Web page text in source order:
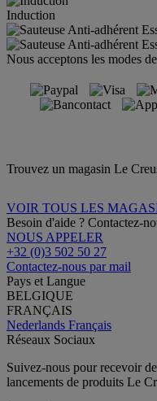
Induction
Nous acceptons les modes
Trouvez un magasin Le
VOIR TOUS LES
Besoin d'aide ? Contactez-
NOUS APPELER
+32 (0)3 502 50 27
Contactez-nous par mail
Pays et Langue
BELGIQUE
FRANÇAIS
Nederlands Français
Réseaux Sociaux
Suivez-nous pour recevoir
lancements de produits Le